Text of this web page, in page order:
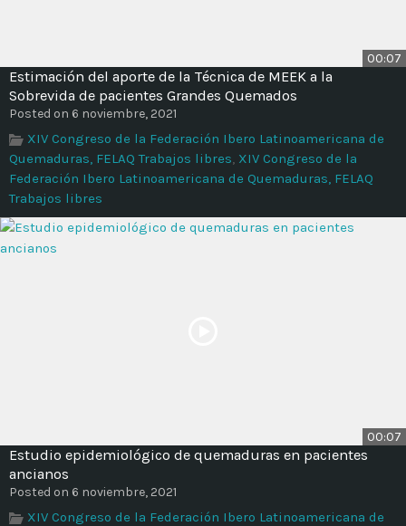
00:07
Estimación del aporte de la Técnica de MEEK a la
Sobrevida de pacientes Grandes Quemados
Posted on 6 noviembre, 2021
XIV Congreso de la Federación Ibero Latinoamericana de
Quemaduras, FELAQ Trabajos libres, XIV Congreso de la
Federación Ibero Latinoamericana de Quemaduras, FELAQ
Trabajos libres
00:07
Estudio epidemiológico de quemaduras en pacientes
ancianos
Posted on 6 noviembre, 2021
XIV Congreso de la Federación Ibero Latinoamericana de